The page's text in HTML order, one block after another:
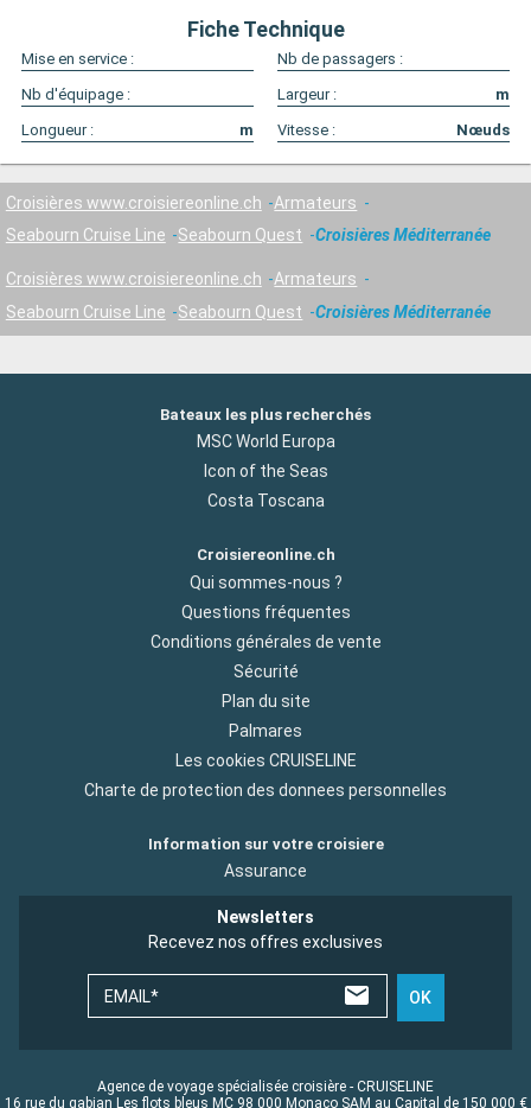
Fiche Technique
Mise en service :
Nb de passagers :
Nb d'équipage :
Largeur :
m
Longueur :
m Vitesse : Nœuds
Croisières www.croisiereonline.ch
Armateurs
Seabourn Cruise Line
Seabourn Quest Croisières Méditerranée
Croisières www.croisiereonline.ch
Armateurs
Seabourn Cruise Line
Seabourn Quest Croisières Méditerranée
Bateaux les plus recherchés
MSC World Europa
Icon of the Seas
Costa Toscana
Croisiereonline.ch
Qui sommes-nous ?
Questions fréquentes
Conditions générales de vente
Sécurité
Plan du site
Palmares
Les cookies CRUISELINE
Charte de protection des donnees personnelles
Information sur votre croisiere
Assurance
Newsletters
Recevez nos offres exclusives
EMAIL* OK
Agence de voyage spécialisée croisière - CRUISELINE
16 rue du gabian Les flots bleus MC 98 000 Monaco SAM au Capital de 150 000 €